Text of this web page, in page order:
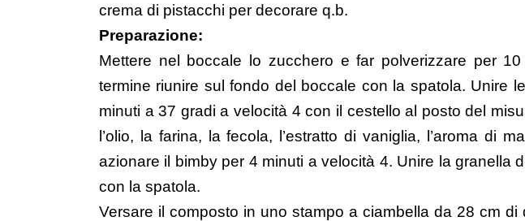
crema di pistacchi per decorare q.b.
Preparazione:
Mettere nel boccale lo zucchero e far polverizzare per
termine riunire sul fondo del boccale con la spatola. Unire
minuti a 37 gradi a velocità 4 con il cestello al posto del
l’olio, la farina, la fecola, l’estratto di vaniglia, l’aroma di
azionare il bimby per 4 minuti a velocità 4. Unire la granella
con la spatola.
Versare il composto in uno stampo a ciambella da 28 cm di